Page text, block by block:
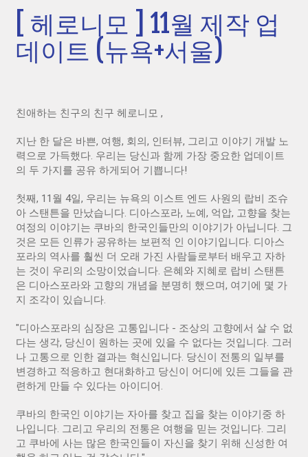
[ 헤로니모 ] 11월 제작 업
데이트 (뉴욕+서울)
친애하는 친구의 친구 헤로니모 ,
지난 한 달은 바쁜, 여행, 회의, 인터뷰, 그리고 이야기 개발 노
력으로 가득했다. 우리는 당신과 함께 가장 중요한 업데이트
의 두 가지를 공유 하게되어 기쁩니다!
첫째, 11월 4일, 우리는 뉴욕의 이스트 엔드 사원의 랍비 조슈
아 스탠튼을 만났습니다. 디아스포라, 노예, 억압, 고향을 찾는
여정의 이야기는 쿠바의 한국인들만의 이야기가 아닙니다. 그
것은 모든 인류가 공유하는 보편적 인 이야기입니다. 디아스
포라의 역사를 훨씬 더 오래 가진 사람들로부터 배우고 자하
는 것이 우리의 소망이었습니다. 은혜와 지혜로 랍비 스탠튼
은 디아스포라와 고향의 개념을 분명히 했으며, 여기에 몇 가
지 조각이 있습니다.
"디아스포라의 심장은 고통입니다 - 조상의 고향에서 살 수 없
다는 생각, 당신이 원하는 곳에 있을 수 없다는 것입니다. 그러
나 고통으로 인한 결과는 혁신입니다. 당신이 전통의 일부를
변경하고 적응하고 현대화하고 당신이 어디에 있든 그들을 관
련하게 만들 수 있다는 아이디어.
쿠바의 한국인 이야기는 자아를 찾고 집을 찾는 이야기중 하
나입니다. 그리고 우리의 전통은 여행을 믿는 것입니다. 그리
고 쿠바에 사는 많은 한국인들이 자신을 찾기 위해 신성한 여